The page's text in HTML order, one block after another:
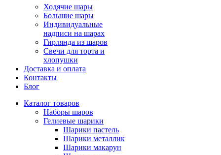
Ходячие шары
Большие шары
Индивидуальные
надписи на шарах
Гирлянда из шаров
Свечи для торта и
хлопушки
Доставка и оплата
Контакты
Блог
Каталог товаров
Наборы шаров
Гелиевые шарики
Шарики пастель
Шарики металлик
Шарики макарун